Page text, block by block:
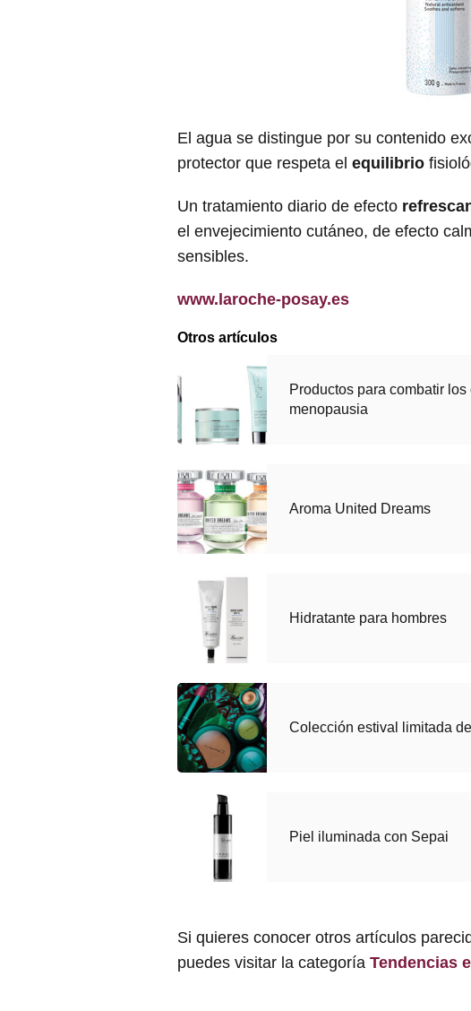
El agua se distingue por su contenido
protector que respeta el equilibrio
Un tratamiento diario de efecto
el envejecimiento cutáneo, de efecto
sensibles.
www.laroche-posay.es
Otros artículos
Productos para combatir los
menopausia
Aroma United Dreams
Hidratante para hombres
Colección estival limitada de
Piel iluminada con Sepai
Si quieres conocer otros artículos
puedes visitar la categoría Tendencias